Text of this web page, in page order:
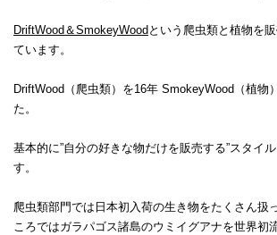
DriftWood＆SmokeyWood という爬虫類と植物を
ています。
DriftWood（爬虫類）を16年 SmokeyWood（植物
た。
基本的に”自分の好きな物だけを販売する”スタイ
す。
爬虫類部門では日本初入荷の生き物をたくさん扱
ころではガラパゴス諸島のウミイグアナを世界初